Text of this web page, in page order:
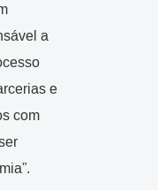
a
e
com